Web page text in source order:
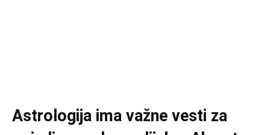
Astrologija ima važne vesti za